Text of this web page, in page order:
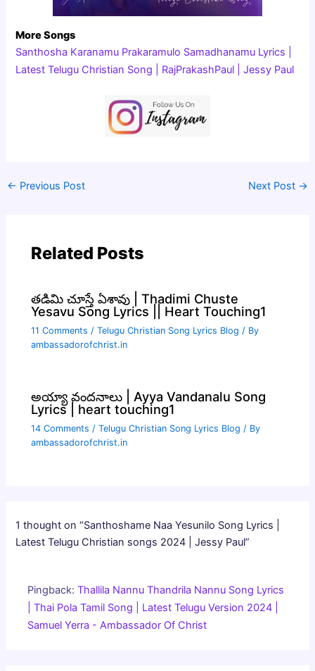
More Songs
Santhosha Karanamu Prakaramulo Samadhanamu Lyrics |
Latest Telugu Christian Song | RajPrakashPaul | Jessy Paul
← Previous Post Next Post →
Related Posts
తడిమి చూస్తే ఏశావు | Thadimi Chuste
Yesavu Song Lyrics || Heart Touching1
11 Comments /Telugu Christian Song Lyrics Blog / By
ambassadorofchrist.in
అయ్యా వందనాలు | Ayya Vandanalu Song
Lyrics | heart touching1
14 Comments /Telugu Christian Song Lyrics Blog / By
ambassadorofchrist.in
1 thought on “Santhoshame Naa Yesunilo Song Lyrics |
Latest Telugu Christian songs 2024 | Jessy Paul”
Pingback:Thallila Nannu Thandrila Nannu Song Lyrics
| Thai Pola Tamil Song | Latest Telugu Version 2024 |
Samuel Yerra - Ambassador Of Christ